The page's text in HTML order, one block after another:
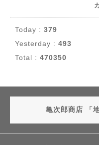
Today : 379
Yesterday : 493
Total : 470350
亀次郎商店 「